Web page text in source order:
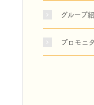
グループ
プロモニ